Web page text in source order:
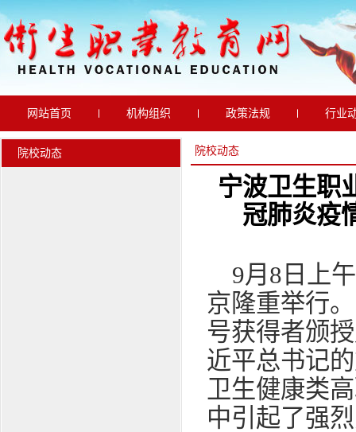
网站首页 机构组织 政策法规 行业
通知公告 最新动态
院校动态 院校动态
宁波卫生职
冠肺炎疫
9月8日上
京隆重举行
号获得者颁
近平总书记
卫生健康类
中引起了强